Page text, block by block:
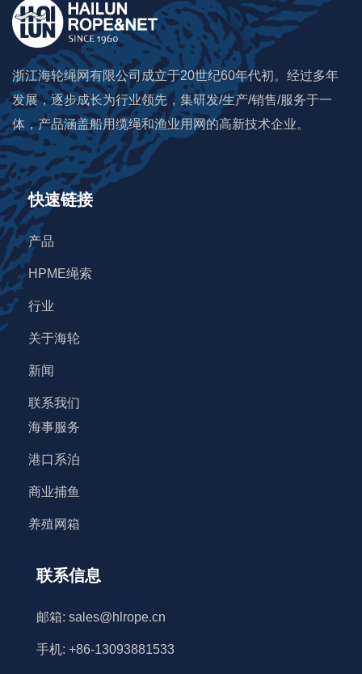
浙江海轮绳网有限公司成立于20世纪60年代初。经过多年
发展，逐步成长为行业领先，集研发/生产/销售/服务于一
体，产品涵盖船用缆绳和渔业用网的高新技术企业。
快速链接
产品
HPME绳索
行业
关于海轮
新闻
联系我们
海事服务
港口系泊
商业捕鱼
养殖网箱
联系信息
邮箱: sales@hlrope.cn
手机: +86-13093881533